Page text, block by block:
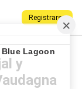
Registrarse
y